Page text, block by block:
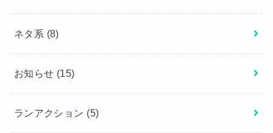
ネタ系 (8)
お知らせ (15)
ランアクション (5)